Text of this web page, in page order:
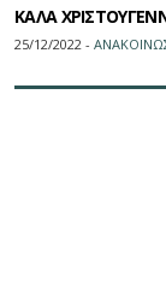
ΚΑΛΑ
25/12/2022 -